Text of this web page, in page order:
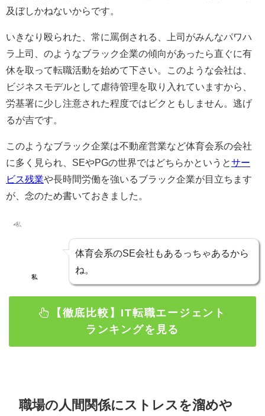
及ぼしかねないからです。
いきなり殴られた、常に罵倒される、上司がみんなパワハ
ラ上司、のようなブラック企業の傾向があったら直ぐに有
休を取って転職活動を始めて下さい。このような会社は、
ビジネスモデルとして虐待管理を取り入れていますから、
労基署に少し注意された程度ではビクともしません。逃げ
るが吉です。
このようなブラック企業は不動産営業など体育会系の会社
に多く見られ、SEやPGの世界ではどちらかというとサー
ビス残業や長時間労働を強いるブラック企業が目立ちます
が、念のため書いておきました。
私
体育会系のSE会社もあるっちゃあるから
ね。
【徹底比較】IT転職エージェント
ランキングを見る
職場の人間関係にストレスを溜めや